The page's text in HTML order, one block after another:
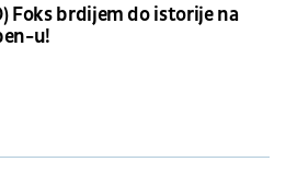
Foks brdijem do istorije na
u!